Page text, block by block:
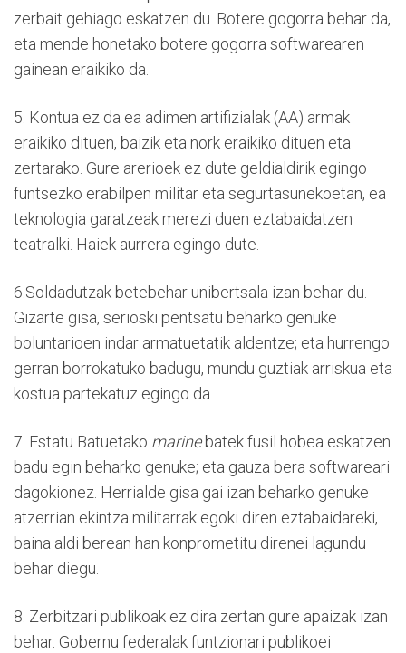
zerbait gehiago eskatzen du. Botere gogorra behar da,
eta mende honetako botere gogorra softwarearen
gainean eraikiko da.
5. Kontua ez da ea adimen artifizialak (AA) armak
eraikiko dituen, baizik eta nork eraikiko dituen eta
zertarako. Gure arerioek ez dute geldialdirik egingo
funtsezko erabilpen militar eta segurtasunekoetan, ea
teknologia garatzeak merezi duen eztabaidatzen
teatralki. Haiek aurrera egingo dute.
6.Soldadutzak betebehar unibertsala izan behar du.
Gizarte gisa, serioski pentsatu beharko genuke
boluntarioen indar armatuetatik aldentze; eta hurrengo
gerran borrokatuko badugu, mundu guztiak arriskua eta
kostua partekatuz egingo da.
7. Estatu Batuetako marinebatek fusil hobea eskatzen
badu egin beharko genuke; eta gauza bera softwareari
dagokionez. Herrialde gisa gai izan beharko genuke
atzerrian ekintza militarrak egoki diren eztabaidareki,
baina aldi berean han konprometitu direnei lagundu
behar diegu.
8. Zerbitzari publikoak ez dira zertan gure apaizak izan
behar. Gobernu federalak funtzionari publikoei